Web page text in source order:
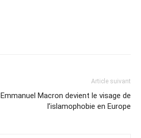
Article suivant
Emmanuel Macron devient le visage de
l’islamophobie en Europe